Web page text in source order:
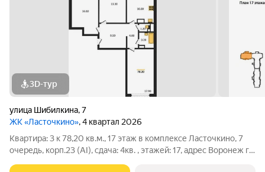
3D-тур
улица Шибилкина,7
ЖК «Ласточкино», 4 квартал 2026
Квартира: 3 к 78,20 кв.м., 17 этаж в комплексе Ласточкино, 7
очередь, корп.23 (АI), сдача: 4кв. , этажей: 17, адрес Воронеж г.,